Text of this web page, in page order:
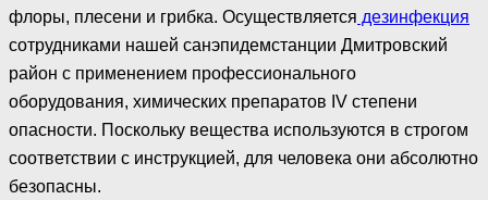
флоры, плесени и грибка. Осуществляется дезинфекция
сотрудниками нашей санэпидемстанции Дмитровский
район с применением профессионального
оборудования, химических препаратов IV степени
опасности. Поскольку вещества используются в строгом
соответствии с инструкцией, для человека они абсолютно
безопасны.